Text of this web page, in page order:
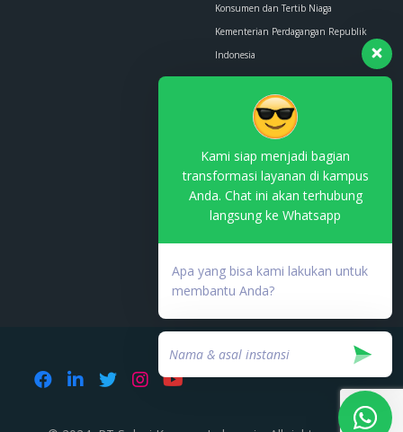
Konsumen dan Tertib Niaga
Kementerian Perdagangan Republik
Indonesia
contact.us@kemendag.go.id
000753.03/DJAI.PSE/05/202
Kami siap menjadi bagian
transformasi layanan di kampus
Anda. Chat ini akan terhubung
langsung ke Whatsapp
Apa yang bisa kami lakukan untuk
membantu Anda?